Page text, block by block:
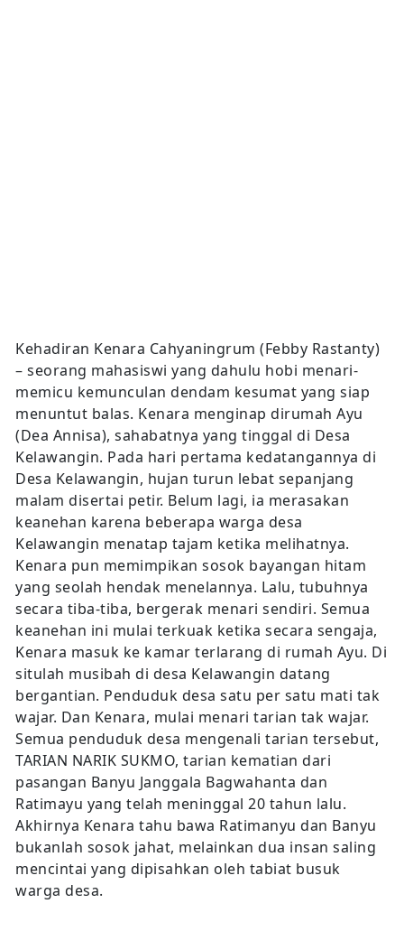
Kehadiran Kenara Cahyaningrum (Febby Rastanty)
– seorang mahasiswi yang dahulu hobi menari-
memicu kemunculan dendam kesumat yang siap
menuntut balas. Kenara menginap dirumah Ayu
(Dea Annisa), sahabatnya yang tinggal di Desa
Kelawangin. Pada hari pertama kedatangannya di
Desa Kelawangin, hujan turun lebat sepanjang
malam disertai petir. Belum lagi, ia merasakan
keanehan karena beberapa warga desa
Kelawangin menatap tajam ketika melihatnya.
Kenara pun memimpikan sosok bayangan hitam
yang seolah hendak menelannya. Lalu, tubuhnya
secara tiba-tiba, bergerak menari sendiri. Semua
keanehan ini mulai terkuak ketika secara sengaja,
Kenara masuk ke kamar terlarang di rumah Ayu. Di
situlah musibah di desa Kelawangin datang
bergantian. Penduduk desa satu per satu mati tak
wajar. Dan Kenara, mulai menari tarian tak wajar.
Semua penduduk desa mengenali tarian tersebut,
TARIAN NARIK SUKMO, tarian kematian dari
pasangan Banyu Janggala Bagwahanta dan
Ratimayu yang telah meninggal 20 tahun lalu.
Akhirnya Kenara tahu bawa Ratimanyu dan Banyu
bukanlah sosok jahat, melainkan dua insan saling
mencintai yang dipisahkan oleh tabiat busuk
warga desa.